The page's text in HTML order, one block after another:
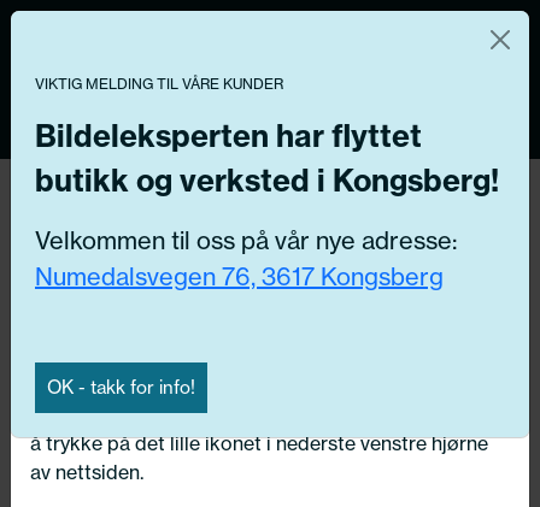
Tilbake
Vi og våre forretningspartnere bruker teknologier,
inkludert informasjonskapsler/«cookies» til å samle
informasjon om deg for forskjellige formål, inkludert:
Funksjonelle, Statistiske, Markedsføring
Ved å trykke «Godta» gir du din tillatelse til alle disse
formålene. Du kan også velge formålet du vil
innstillingene».
Du kan trekke tilbake samtykket ditt til enhver tid ved
å trykke på det lille ikonet i nederste venstre hjørne
av nettsiden.
VIKTIG MELDING TIL VÅRE KUNDER
Bildeleksperten har flyttet
butikk og verksted i Kongsberg!
Velkommen til oss på vår nye adresse:
Numedalsvegen 76, 3617 Kongsberg
OK - takk for info!